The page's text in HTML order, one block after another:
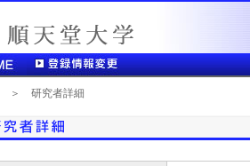
＞ 研究者詳細